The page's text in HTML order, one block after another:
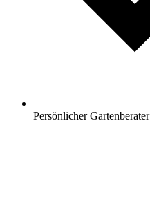
Persönlicher Gartenberater